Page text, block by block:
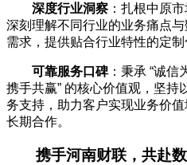
深度行业洞察 ：扎根中原
深刻理解不同行业的业务痛点
需求，提供贴合行业特性的定制
可靠服务口碑：秉承 “诚信
携手共赢” 的核心价值观，坚持
务支持，助力客户实现业务价
长期合作。
携手河南财联，共赴